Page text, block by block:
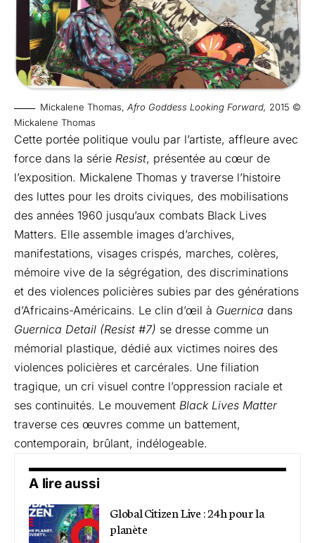
Mickalene Thomas, Afro Goddess Looking Forward, 2015 ©
Mickalene Thomas
Cette portée politique voulu par l’artiste, affleure avec
force dans la série Resist, présentée au cœur de
l’exposition. Mickalene Thomas y traverse l’histoire
des luttes pour les droits civiques, des mobilisations
des années 1960 jusqu’aux combats Black Lives
Matters. Elle assemble images d’archives,
manifestations, visages crispés, marches, colères,
mémoire vive de la ségrégation, des discriminations
et des violences policières subies par des générations
d’Africains-Américains. Le clin d’œil à Guernica dans
Guernica Detail (Resist #7) se dresse comme un
mémorial plastique, dédié aux victimes noires des
violences policières et carcérales. Une filiation
tragique, un cri visuel contre l’oppression raciale et
ses continuités. Le mouvement Black Lives Matter
traverse ces œuvres comme un battement,
contemporain, brûlant, indélogeable.
A lire aussi
Global Citizen Live : 24h pour la
planète